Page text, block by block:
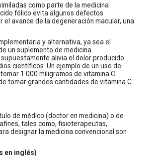
como parte de la medicina
fólico evita algunos defectos
avance de la degeneración macular, una
y alternativa, ya sea el
un suplemento de medicina
alivia el dolor producido
científicos. Un ejemplo de un uso de
1.000 miligramos de vitamina C
tomar grandes cantidades de vitamina C
de médico (doctor en medicina) o de
tales como, fisioterapeutas,
designar la medicina convencional son
en inglés)